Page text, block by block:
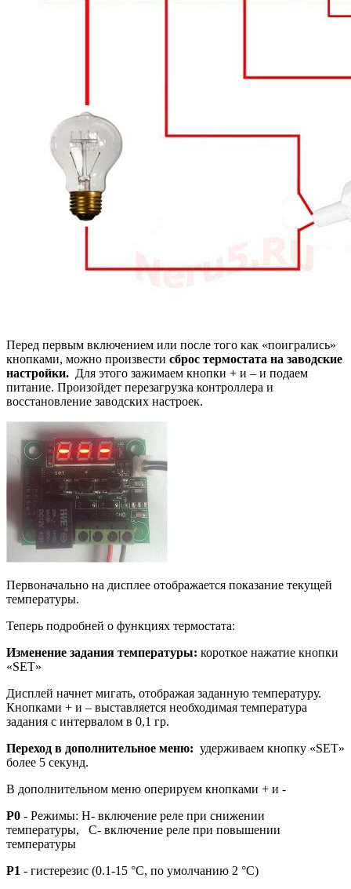
Перед первым включением или после того как «поигрались»
кнопками, можно произвести сброс термостата на заводские
настройки. Для этого зажимаем кнопки + и – и подаем
питание. Произойдет перезагрузка контроллера и
восстановление заводских настроек.
Первоначально на дисплее отображается показание текущей
температуры.
Теперь подробней о функциях термостата:
Изменение задания температуры: короткое нажатие кнопки
«SET»
Дисплей начнет мигать, отображая заданную температуру.
Кнопками + и – выставляется необходимая температура
задания с интервалом в 0,1 гр.
Переход в дополнительное меню: удерживаем кнопку «SET»
более 5 секунд.
В дополнительном меню оперируем кнопками + и -
P0 - Режимы: Н- включение реле при снижении
температуры, С- включение реле при повышении
температуры
P1 - гистерезис (0.1-15 °C, по умолчанию 2 °C)